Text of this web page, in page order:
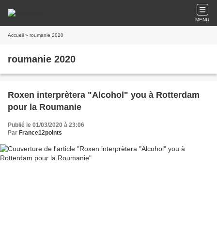
MENU
Accueil » roumanie 2020
roumanie 2020
Roxen interprètera "Alcohol" you à Rotterdam
pour la Roumanie
Publié le 01/03/2020 à 23:06
Par France12points